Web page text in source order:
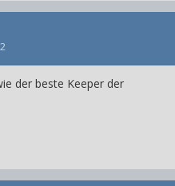
der beste Keeper der